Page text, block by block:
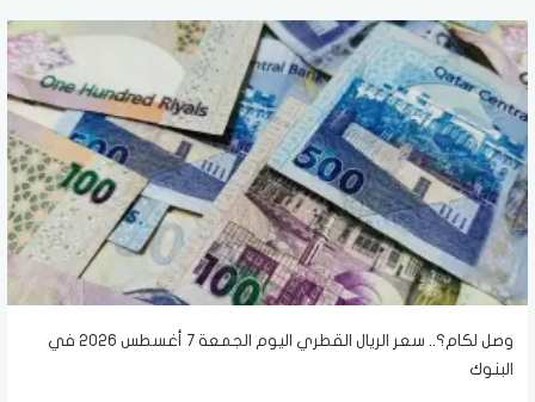
وصل لكام؟.. سعر الريال القطري اليوم الجمعة 7 أغسطس 2026 في
البنوك